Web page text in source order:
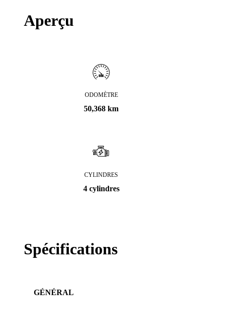
Aperçu
ODOMÈTRE
50,368 km
CYLINDRES
4 cylindres
Spécifications
GÉNÉRAL